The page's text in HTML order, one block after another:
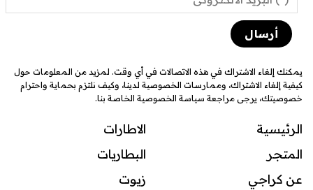
يمكنك إلغاء الاشتراك في هذه الاتصالات في أي وقت. لمزيد من المعلومات حول
كيفية إلغاء الاشتراك، وممارسات الخصوصية لدينا، وكيف نلتزم بحماية واحترام
خصوصيتك، يرجى مراجعة سياسة الخصوصية الخاصة بنا.
الرئيسية
المتجر
عن كراجي
الاطارات
البطاريات
زيوت